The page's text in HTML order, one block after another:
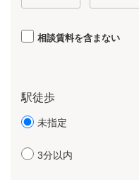
相談賃料を含まない
駅徒歩
未指定
3分以内